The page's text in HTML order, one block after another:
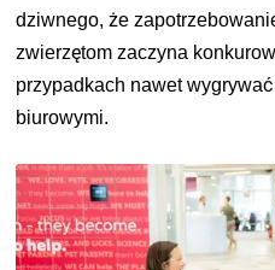
dziwnego, że
zwierzętom zaczyna
przypadkach nawet
biurowymi.